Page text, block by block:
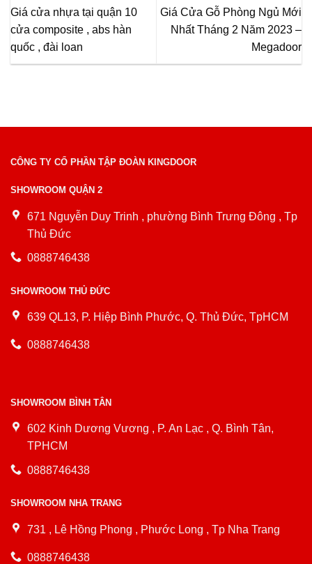
Giá cửa nhựa tại quận 10
cửa composite , abs hàn
quốc , đài loan
Giá Cửa Gỗ Phòng Ngủ Mới
Nhất Tháng 2 Năm 2023 –
Megadoor
CÔNG TY CỔ PHẦN TẬP ĐOÀN KINGDOOR
SHOWROOM QUẬN 2
671 Nguyễn Duy Trinh , phường Bình Trưng Đông , Tp
Thủ Đức
0888746438
SHOWROOM THỦ ĐỨC
639 QL13, P. Hiệp Bình Phước, Q. Thủ Đức, TpHCM
0888746438
SHOWROOM BÌNH TÂN
602 Kinh Dương Vương , P. An Lạc , Q. Bình Tân,
TPHCM
0888746438
SHOWROOM NHA TRANG
731 , Lê Hồng Phong , Phước Long , Tp Nha Trang
0888746438